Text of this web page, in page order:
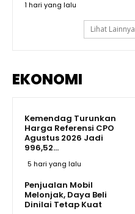
1 hari yang lalu
Lihat Lainnya
EKONOMI
Kemendag Turunkan
Harga Referensi CPO
Agustus 2026 Jadi
996,52...
5 hari yang lalu
Penjualan Mobil
Melonjak, Daya Beli
Dinilai Tetap Kuat